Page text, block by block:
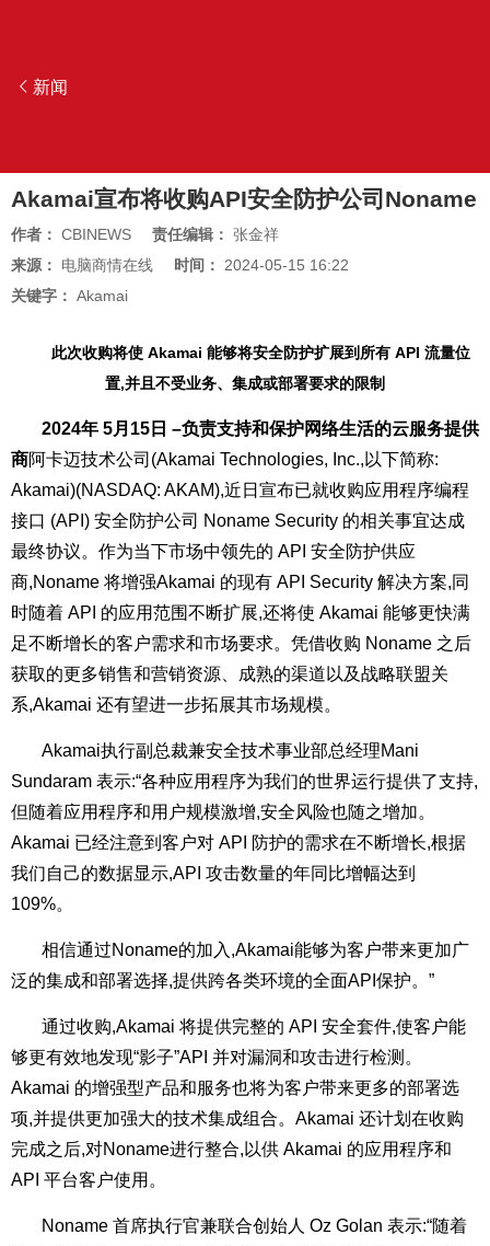
新闻
Akamai宣布将收购API安全防护公司Noname
作者： CBINEWS 责任编辑： 张金祥
来源： 电脑商情在线 时间： 2024-05-15 16:22
关键字： Akamai
此次收购将使 Akamai 能够将安全防护扩展到所有 API 流量位
置,并且不受业务、集成或部署要求的限制
2024年 5月15日 –负责支持和保护网络生活的云服务提供
商阿卡迈技术公司 (Akamai Technologies, Inc.,以下简称:
Akamai)(NASDAQ: AKAM),近日宣布已就收购应用程序编程
接口 (API) 安全防护公司 Noname Security 的相关事宜达成
最终协议。作为当下市场中领先的 API 安全防护供应
商,Noname 将增强Akamai 的现有 API Security 解决方案,同
时随着 API 的应用范围不断扩展,还将使 Akamai 能够更快满
足不断增长的客户需求和市场要求。凭借收购 Noname 之后
获取的更多销售和营销资源、成熟的渠道以及战略联盟关
系,Akamai 还有望进一步拓展其市场规模。
Akamai执行副总裁兼安全技术事业部总经理Mani
Sundaram 表示:“各种应用程序为我们的世界运行提供了支持,
但随着应用程序和用户规模激增,安全风险也随之增加。
Akamai 已经注意到客户对 API 防护的需求在不断增长,根据
我们自己的数据显示,API 攻击数量的年同比增幅达到
109%。
相信通过Noname的加入,Akamai能够为客户带来更加广
泛的集成和部署选择,提供跨各类环境的全面API保护。”
通过收购,Akamai 将提供完整的 API 安全套件,使客户能
够更有效地发现“影子”API 并对漏洞和攻击进行检测。
Akamai 的增强型产品和服务也将为客户带来更多的部署选
项,并提供更加强大的技术集成组合。Akamai 还计划在收购
完成之后,对Noname进行整合,以供 Akamai 的应用程序和
API 平台客户使用。
Noname 首席执行官兼联合创始人 Oz Golan 表示:“随着